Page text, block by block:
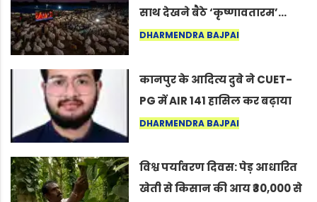
साथ देखने बैठे ‘कृष्णावतारम’…
नागपुर में दिखा ऐसा नज़ारा कि
कर सकते हैं”
DHARMENDRA BAJPAI
कानपुर के आदित्य दुबे ने CUET-
PG में AIR 141 हासिल कर बढ़ाया
शहर का मान
DHARMENDRA BAJPAI
विश्व पर्यावरण दिवस: पेड़ आधारित
खेती से किसान की आय ₹30,000 से